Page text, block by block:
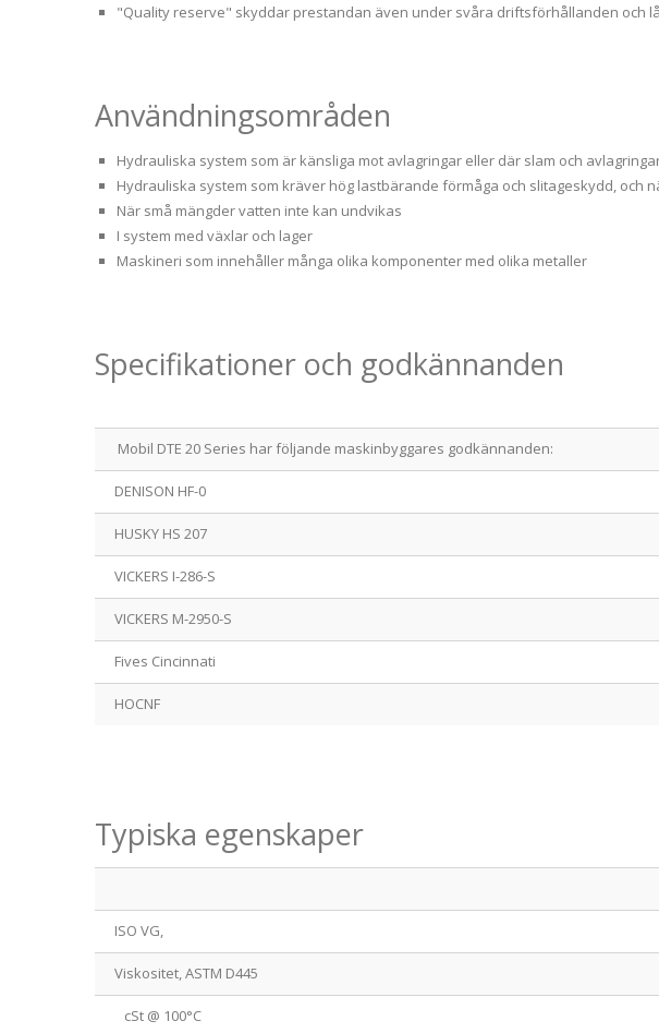
"Quality reserve" skyddar prestandan även under svåra driftsförhållanden och
Användningsområden
Hydrauliska system som är känsliga mot avlagringar eller där slam och
Hydrauliska system som kräver hög lastbärande förmåga och slitageskydd, och
När små mängder vatten inte kan undvikas
I system med växlar och lager
Maskineri som innehåller många olika komponenter med olika metaller
Specifikationer och godkännanden
Mobil DTE 20 Series har följande maskinbyggares godkännanden:
DENISON HF-0
HUSKY HS 207
VICKERS I-286-S
VICKERS M-2950-S
Fives Cincinnati
HOCNF
Typiska egenskaper
ISO VG,
Viskositet, ASTM D445
cSt @ 100°C